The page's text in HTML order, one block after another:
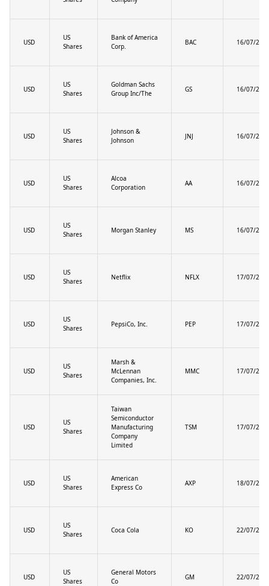
USD
US
Shares
Bank of America
Corp.
BAC 16/07/
USD
US
Shares
Goldman Sachs
Group Inc/The
GS 16/07/
USD
US
Shares
Johnson &
Johnson
JNJ 16/07/
USD
US
Shares
Alcoa
Corporation
AA 16/07/
USD
US
Shares
Morgan Stanley MS 16/07/
USD
US
Shares
Netflix NFLX 17/07/
USD
US
Shares
PepsiCo, Inc. PEP 17/07/
USD
US
Shares
Marsh &
McLennan
Companies, Inc.
MMC 17/07/
USD
US
Shares
Taiwan
Semiconductor
Manufacturing
Company
Limited
TSM 17/07/
USD
US
Shares
American
Express Co
AXP 18/07/
USD
US
Shares
Coca Cola KO 22/07/
USD
US
Shares
General Motors
Co
GM 22/07/